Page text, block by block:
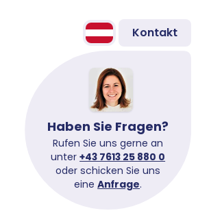
Haben Sie Fragen?
Rufen Sie uns gerne an
unter+43 7613 25 880 0
oder schicken Sie uns
eineAnfrage.
Kontakt